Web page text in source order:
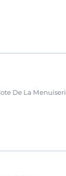
De La